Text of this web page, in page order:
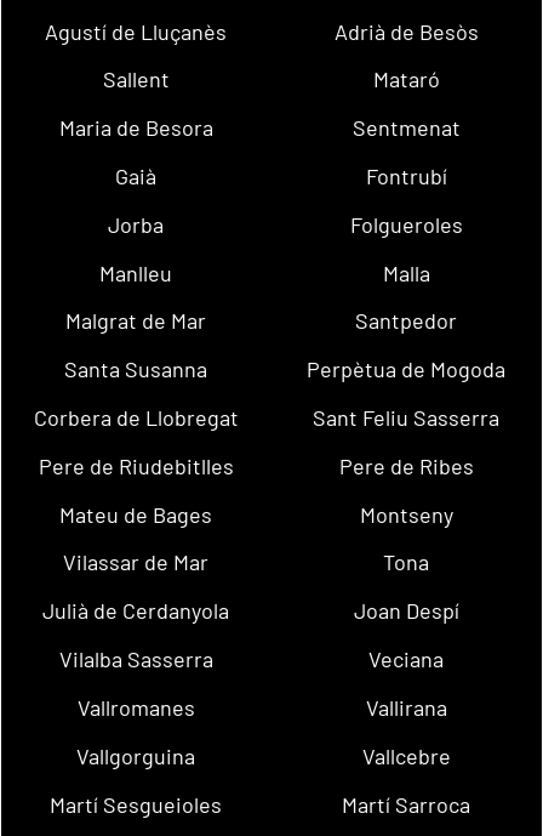
Agustí de Lluçanès
Adrià de Besòs
Sallent
Mataró
Maria de Besora
Sentmenat
Gaià
Fontrubí
Jorba
Folgueroles
Manlleu
Malla
Malgrat de Mar
Santpedor
Santa Susanna
Perpètua de Mogoda
Corbera de Llobregat
Sant Feliu Sasserra
Pere de Riudebitlles
Pere de Ribes
Mateu de Bages
Montseny
Vilassar de Mar
Tona
Julià de Cerdanyola
Joan Despí
Vilalba Sasserra
Veciana
Vallromanes
Vallirana
Vallgorguina
Vallcebre
Martí Sesgueioles
Martí Sarroca